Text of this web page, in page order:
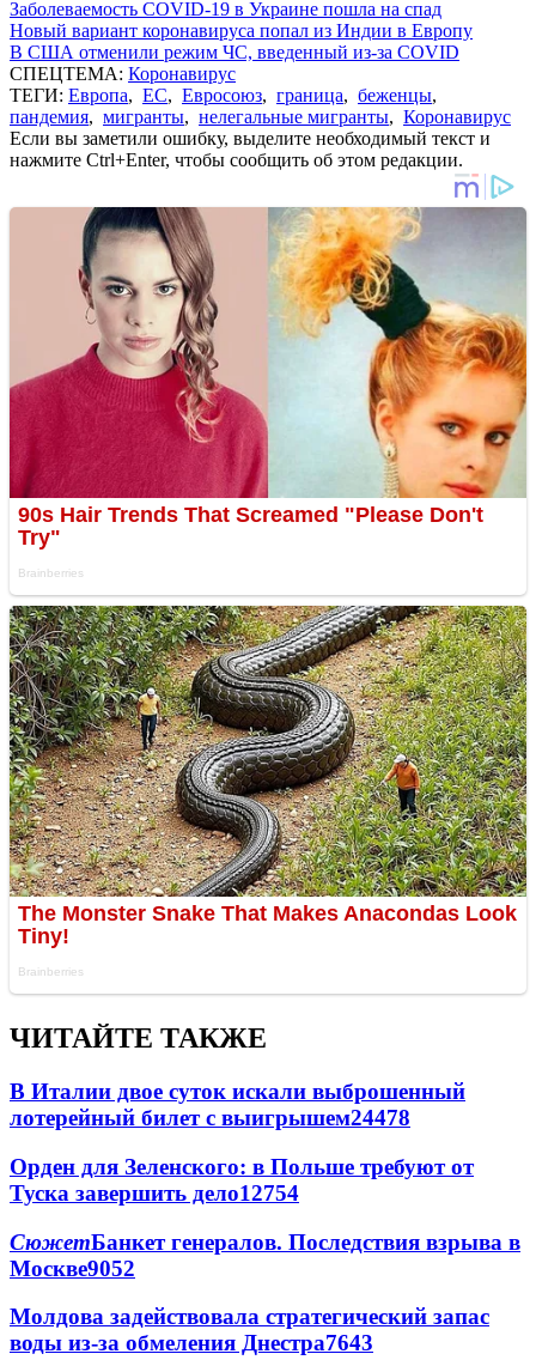
Заболеваемость COVID-19 в Украине пошла на спад
Новый вариант коронавируса попал из Индии в Европу
В США отменили режим ЧС, введенный из-за COVID
СПЕЦТЕМА: Коронавирус
ТЕГИ: Европа, ЕС, Евросоюз, граница, беженцы,
пандемия, мигранты, нелегальные мигранты, Коронавирус
Если вы заметили ошибку, выделите необходимый текст и
нажмите Ctrl+Enter, чтобы сообщить об этом редакции.
ЧИТАЙТЕ ТАКЖЕ
В Италии двое суток искали выброшенный
лотерейный билет с выигрышем24478
Орден для Зеленского: в Польше требуют от
Туска завершить дело12754
СюжетБанкет генералов. Последствия взрыва в
Москве9052
Молдова задействовала стратегический запас
воды из-за обмеления Днестра7643